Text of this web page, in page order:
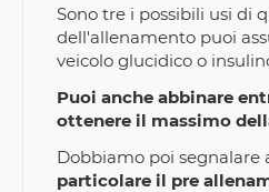
Sono tre i possibili usi di
dell'allenamento puoi
veicolo glucidico o
Puoi anche abbinare
ottenere il massimo
Dobbiamo poi segnalare
particolare il pre